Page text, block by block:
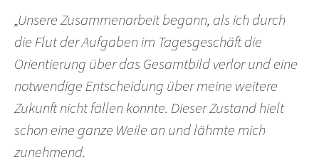
„Unsere Zusammenarbeit begann, als ich durch
die Flut der Aufgaben im Tagesgeschäft die
Orientierung über das Gesamtbild verlor und eine
notwendige Entscheidung über meine weitere
Zukunft nicht fällen konnte. Dieser Zustand hielt
schon eine ganze Weile an und lähmte mich
zunehmend.